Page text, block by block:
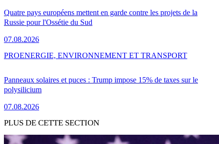
Quatre pays européens mettent en garde contre les projets de la
Russie pour l'Ossétie du Sud
07.08.2026
Panneaux solaires et puces : Trump impose 15% de taxes sur le
polysilicium
07.08.2026
PROENERGIE, ENVIRONNEMENT ET TRANSPORT
PLUS DE CETTE SECTION